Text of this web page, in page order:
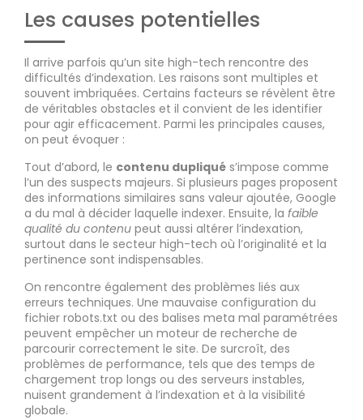
Les causes potentielles
Il arrive parfois qu’un site high-tech rencontre des
difficultés d’indexation. Les raisons sont multiples et
souvent imbriquées. Certains facteurs se révèlent être
de véritables obstacles et il convient de les identifier
pour agir efficacement. Parmi les principales causes,
on peut évoquer :
Tout d’abord, le contenu dupliqué s’impose comme
l’un des suspects majeurs. Si plusieurs pages proposent
des informations similaires sans valeur ajoutée, Google
a du mal à décider laquelle indexer. Ensuite, la faible
qualité du contenu peut aussi altérer l’indexation,
surtout dans le secteur high-tech où l’originalité et la
pertinence sont indispensables.
On rencontre également des problèmes liés aux
erreurs techniques. Une mauvaise configuration du
fichier robots.txt ou des balises meta mal paramétrées
peuvent empêcher un moteur de recherche de
parcourir correctement le site. De surcroît, des
problèmes de performance, tels que des temps de
chargement trop longs ou des serveurs instables,
nuisent grandement à l’indexation et à la visibilité
globale.